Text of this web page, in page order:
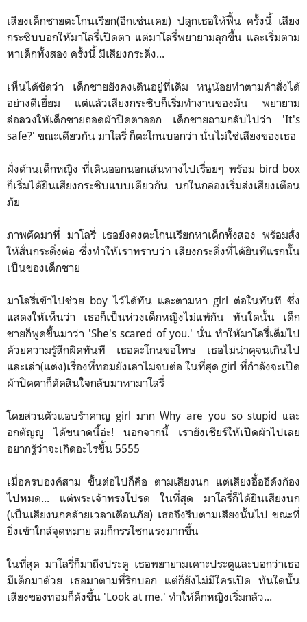
เสียงเด็กชายตะโกนเรียก(อีกเช่นเคย) ปลุกเธอให้ฟื้น ครั้งนี้ เสียง
กระซิบบอกให้มาโลรี่เปิดตา แต่มาโลรี่พยายามลุกขึ้น และเริ่มตาม
หาเด็กทั้งสอง ครั้งนี้ มีเสียงกระดิ่ง...
เห็นได้ชัดว่า เด็กชายยังคงเดินอยู่ที่เดิม หนูน้อยทำตามคำสั่งได้
อย่างดีเยี่ยม แต่แล้วเสียงกระซิบก็เริ่มทำงานของมัน พยายาม
ล่อลวงให้เด็กชายถอดผ้าปิดตาออก เด็กชายถามกลับไปว่า 'It's
safe?' ขณะเดียวกัน มาโลรี่ ก็ตะโกนบอกว่า นั่นไม่ใช่เสียงของเธอ
ฝั่งด้านเด็กหญิง ที่เดินออกนอกเส้นทางไปเรื่อยๆ พร้อม bird box
ก็เริ่มได้ยินเสียงกระซิบแบบเดียวกัน นกในกล่องเริ่มส่งเสียงเตือน
ภัย
ภาพตัดมาที่ มาโลรี่ เธอยังคงตะโกนเรียกหาเด็กทั้งสอง พร้อมสั่ง
ให้สั่นกระดิ่งต่อ ซึ่งทำให้เราทราบว่า เสียงกระดิ่งที่ได้ยินทีแรกนั้น
เป็นของเด็กชาย
มาโลรี่เข้าไปช่วย boy ไว้ได้ทัน และตามหา girl ต่อในทันที ซึ่ง
แสดงให้เห็นว่า เธอก็เป็นห่วงเด็กหญิงไม่แพ้กัน ทันใดนั้น เด็ก
ชายก็พูดขึ้นมาว่า 'She's scared of you.' นั่น ทำให้มาโลรี่เต็มไป
ด้วยความรู้สึกผิดทันที เธอตะโกนขอโทษ เธอไม่น่าดุจนเกินไป
และเล่า(แต่ง)เรื่องที่ทอมยังเล่าไม่จบต่อ ในที่สุด girl ที่กำลังจะเปิด
ผ้าปิดตาก็ตัดสินใจกลับมาหามาโลรี่
โดยส่วนตัวแอบรำคาญ girl มาก Why are you so stupid และ
อกตัญญู ได้ขนาดนี้อ่ะ! นอกจากนี้ เรายังเชียร์ให้เปิดผ้าไปเลย
อยากรู้ว่าจะเกิดอะไรขึ้น 5555
เมื่อครบองค์สาม ขั้นต่อไปก็คือ ตามเสียงนก แต่เสียงอื้ออึดังก้อง
ไปหมด... แต่พระเจ้าทรงโปรด ในที่สุด มาโลรี่ก็ได้ยินเสียงนก
(เป็นเสียงนกคล้ายเวลาเตือนภัย) เธอจึงรีบตามเสียงนั้นไป ขณะที่
ยิ่งเข้าใกล้จุดหมาย ลมก็กรรโชกแรงมากขึ้น
ในที่สุด มาโลรี่ก็มาถึงประตู เธอพยายามเคาะประตูและบอกว่าเธอ
มีเด็กมาด้วย เธอมาตามที่ริกบอก แต่ก็ยังไม่มีใครเปิด ทันใดนั้น
เสียงของทอมก็ดังขึ้น 'Look at me.' ทำให้ด็กหญิงเริ่มกลัว...